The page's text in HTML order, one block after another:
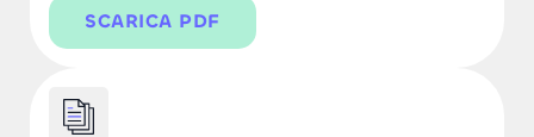
SCARICA PDF